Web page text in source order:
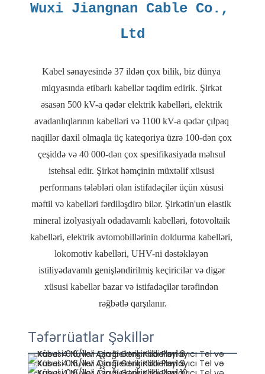
Wuxi Jiangnan Cable Co.,
Kabel sənayesində 37 ildən çox bilik, biz dünya
miqyasında etibarlı kabellər təqdim edirik. Şirkət
əsasən 500 kV-a qədər elektrik kabelləri, elektrik
avadanlıqlarının kabelləri və 1100 kV-a qədər çılpaq
naqillər daxil olmaqla üç kateqoriya üzrə 100-dən çox
çeşiddə və 40 000-dən çox spesifikasiyada məhsul
istehsal edir. Şirkət həmçinin müxtəlif xüsusi
performans tələbləri olan istifadəçilər üçün xüsusi
məftil və kabelləri fərdiləşdirə bilər. Şirkətin'un elastik
mineral izolyasiyalı odadavamlı kabelləri, fotovoltaik
kabelləri, elektrik avtomobillərinin doldurma kabelləri,
lokomotiv kabelləri, UHV-ni dəstəkləyən
istiliyədavamlı genişləndirilmiş keçiricilər və digər
xüsusi kabellər bazar və istifadəçilər tərəfindən
Təfərrüatlar Şəkillər